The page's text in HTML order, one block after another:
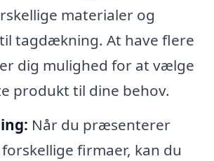
materialer og
tagdækning. At have flere
dig mulighed for at vælge
produkt til dine behov.
Når du præsenterer
firmaer, kan du